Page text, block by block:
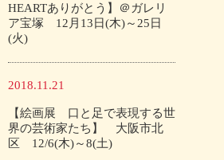
HEARTありがとう】＠ガレリ
ア宝塚 12月13日(木)～25日
(火)
2018.11.21
【絵画展 口と足で表現する世
界の芸術家たち】 大阪市北
区 12/6(木)～8(土)